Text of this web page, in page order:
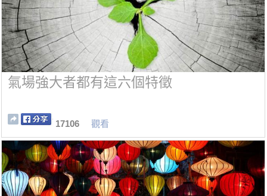
氣場強大者都有這六個特徵
17106 觀看